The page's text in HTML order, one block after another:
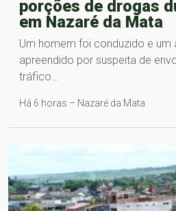
porções de drogas
em Nazaré da Mata
Um homem foi conduzido e um
apreendido por suspeita de
tráfico…
Há 6 horas – Nazaré da Mata